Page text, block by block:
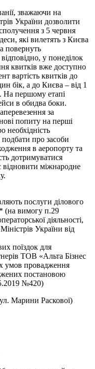
зважаючи на
України дозволити
з 5 червня
які вилетять з Києва
повернуть
у понеділок
квитків вже доступно
вартість квитків до
бік, а до Києва – від 1
На першому етапі
в обидва боки.
за
попиту на перші
про засоби
в аеропорту та
дотримуватися
відновити міжнародне
послуги ділового
(на вимогу п.29
діяльності,
України від
поїздок для
ТОВ «Альта Бізнес
умов провадження
постановою
№420)
Марини Раскової)